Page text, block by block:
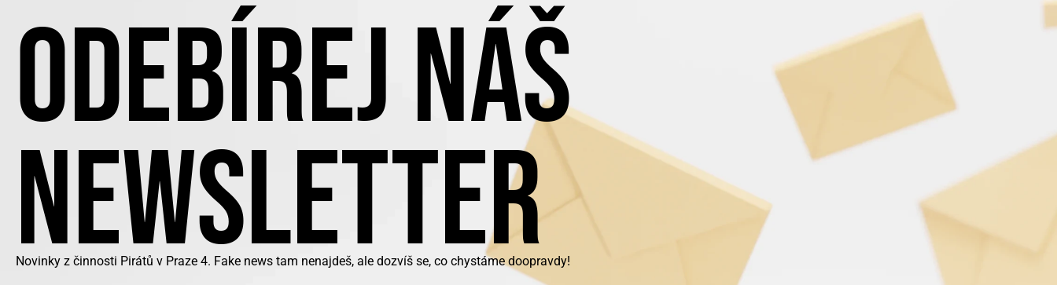
ODEBÍREJ NÁŠ
NEWSLETTER
Novinky z činnosti Pirátů v Praze 4. Fake news tam nenajdeš, ale dozvíš se, co chystáme doopravdy!